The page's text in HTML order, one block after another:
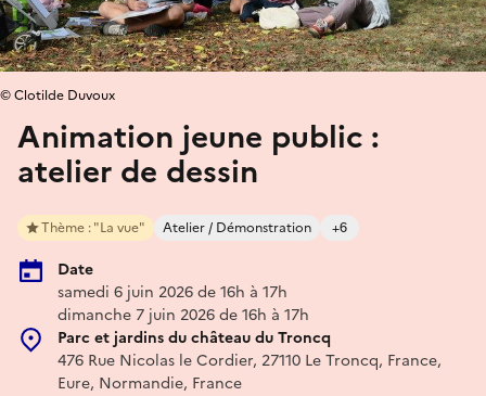
Animation jeune public :
atelier de dessin
Thème : "La vue" Atelier / Démonstration +6
Date
samedi 6 juin 2026 de 16h à 17h
dimanche 7 juin 2026 de 16h à 17h
Parc et jardins du château du Troncq
476 Rue Nicolas le Cordier, 27110 Le Troncq, France,
Eure, Normandie, France
© Clotilde Duvoux